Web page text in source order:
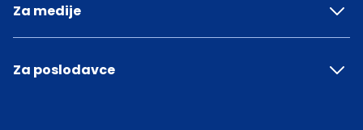
Za medije
Za poslodavce